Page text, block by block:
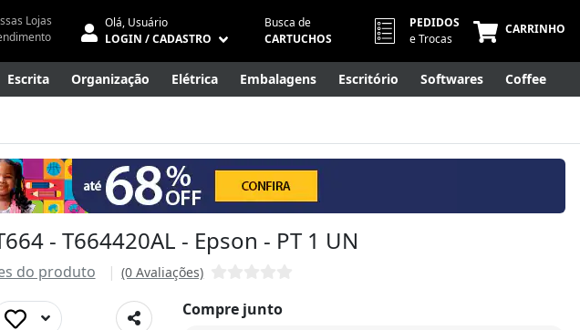
Lojas
Olá, Usuário
LOGIN / CADASTRO
Busca de
CARTUCHOS
PEDIDOS
e Trocas
CARRINHO
Escrita Organização Elétrica Embalagens Escritório Softwares Coffee
Outlet
- T664420AL - Epson - PT 1 UN
do produto (0 Avaliações)
Compre junto